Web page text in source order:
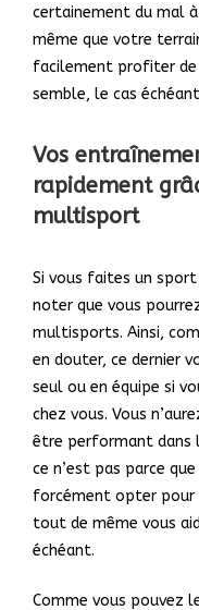
certainement du mal
même que votre
facilement profiter de
semble, le cas
Vos
rapidement
multisport
Si vous faites un
noter que vous
multisports. Ainsi,
en douter, ce dernier
seul ou en équipe si
chez vous. Vous
être performant dans
ce n’est pas parce
forcément opter pour
tout de même vous
échéant.
Comme vous pouvez